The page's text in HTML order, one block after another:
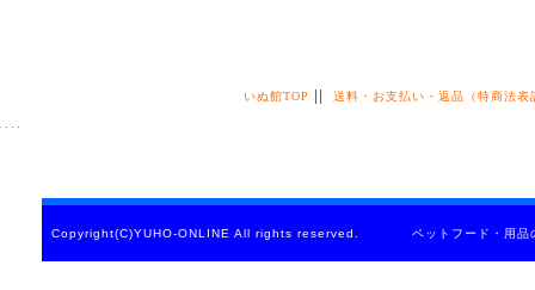
いぬ館TOP 送料・お支払い・返品（特商法表
Copyright(C)YUHO-ONLINE All rights reserved. ペットフード・用品